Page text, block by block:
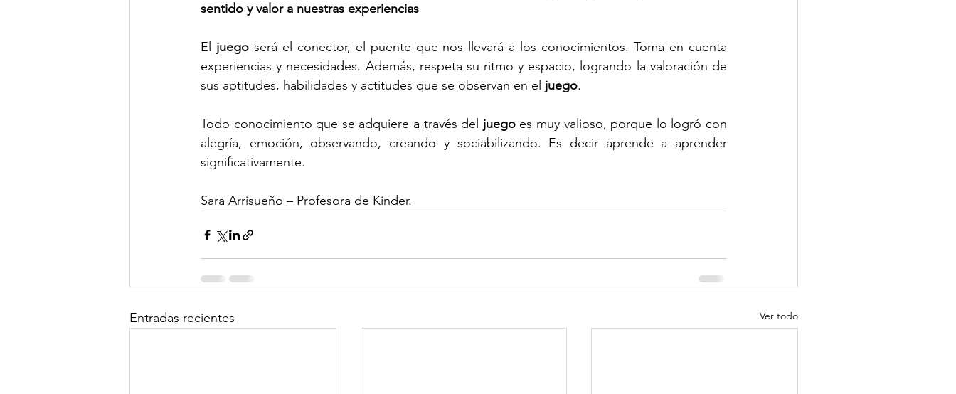
sentido y valor a nuestras experiencias
El juego será el conector, el puente que nos llevará a los conocimientos. Toma en cuenta
experiencias y necesidades. Además, respeta su ritmo y espacio, logrando la valoración de
sus aptitudes, habilidades y actitudes que se observan en el juego.
Todo conocimiento que se adquiere a través del juego es muy valioso, porque lo logró con
alegría, emoción, observando, creando y sociabilizando. Es decir aprende a aprender
significativamente.
Sara Arrisueño – Profesora de Kinder.
Entradas recientes Ver todo